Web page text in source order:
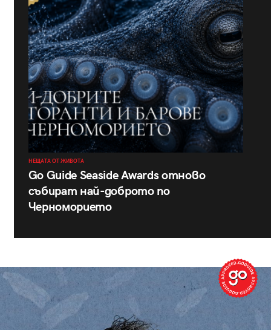
НЕЩАТА ОТ ЖИВОТА
Go Guide Seaside Awards отново
събират най-доброто по
Черноморието